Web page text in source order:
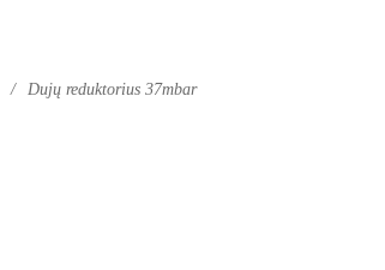
/ Dujų reduktorius 37mbar